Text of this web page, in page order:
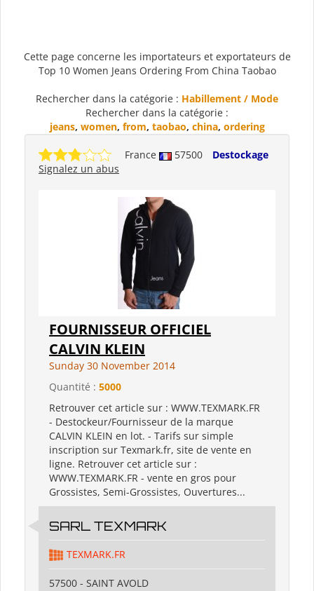
Cette page concerne les importateurs et exportateurs de
Top 10 Women Jeans Ordering From China Taobao
Rechercher dans la catégorie : Habillement / Mode
Rechercher dans la catégorie :
jeans, women, from, taobao, china, ordering
France 57500
Destockage
Signalez un abus
FOURNISSEUR OFFICIEL
CALVIN KLEIN
Sunday 30 November 2014
Quantité : 5000
Retrouver cet article sur : WWW.TEXMARK.FR
- Destockeur/Fournisseur de la marque
CALVIN KLEIN en lot. - Tarifs sur simple
inscription sur Texmark.fr, site de vente en
ligne. Retrouver cet article sur :
WWW.TEXMARK.FR - vente en gros pour
Grossistes, Semi-Grossistes, Ouvertures...
SARL TEXMARK
TEXMARK.FR
57500 - SAINT AVOLD